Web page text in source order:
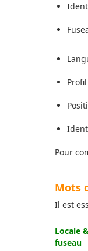
Profil
Pour
Mots
Il est
Locale
fuseau